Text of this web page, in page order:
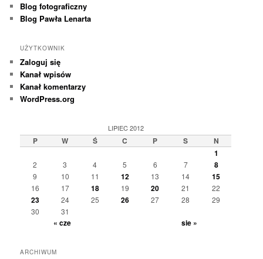
Blog fotograficzny
Blog Pawła Lenarta
UŻYTKOWNIK
Zaloguj się
Kanał wpisów
Kanał komentarzy
WordPress.org
LIPIEC 2012
P W Ś C P S
N
1
2 3 4 5 6 7 8
9 10 11 12 13 14 15
16 17 18 19 20 21 22
23 24 25 26 27 28
29
30
31
« cze sie »
ARCHIWUM